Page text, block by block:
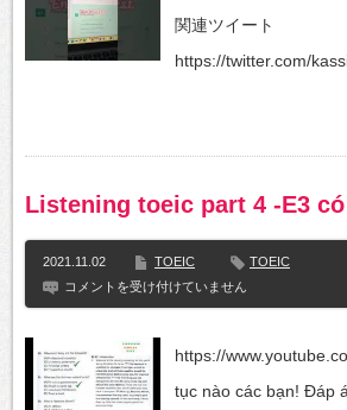
Toeic
miễn
phí
関連ツイート
https://twitter.com/
Listening toeic part 4 -E3
2021.11.02 TOEIC
TOEIC
Listening
-
E3
có
コメントを受け付けていません
https://
tục nào các bạn! Đáp